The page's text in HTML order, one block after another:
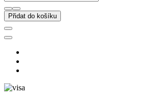
Přidat do košíku